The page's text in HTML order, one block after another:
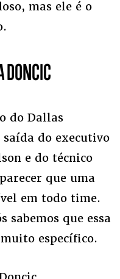
mas ele é o
DONCIC
do Dallas
do executivo
e do técnico
que uma
em todo time.
sabemos que essa
específico.